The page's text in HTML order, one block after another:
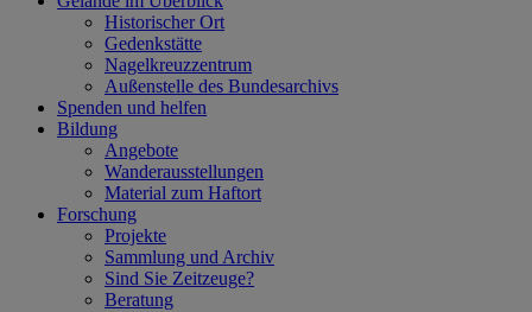
Historischer Ort
Gedenkstätte
Nagelkreuzzentrum
Außenstelle des Bundesarchivs
Spenden und helfen
Bildung
Angebote
Wanderausstellungen
Material zum Haftort
Forschung
Projekte
Sammlung und Archiv
Sind Sie Zeitzeuge?
Beratung